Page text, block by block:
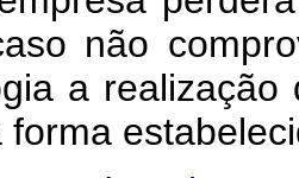
não
a
forma